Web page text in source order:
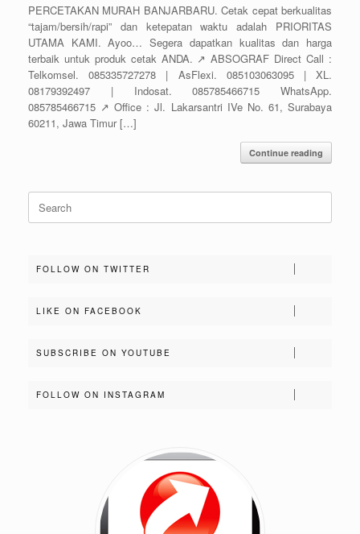
PERCETAKAN MURAH BANJARBARU. Cetak cepat berkualitas
“tajam/bersih/rapi” dan ketepatan waktu adalah PRIORITAS
UTAMA KAMI. Ayoo… Segera dapatkan kualitas dan harga
terbaik untuk produk cetak ANDA. ↗️ ABSOGRAF Direct Call :
Telkomsel. 085335727278 | AsFlexi. 085103063095 | XL.
08179392497 | Indosat. 085785466715 WhatsApp.
085785466715 ↗️ Office : Jl. Lakarsantri IVe No. 61, Surabaya
60211, Jawa Timur […]
Continue reading
Search
for:
FOLLOW ON TWITTER
LIKE ON FACEBOOK
SUBSCRIBE ON YOUTUBE
FOLLOW ON INSTAGRAM